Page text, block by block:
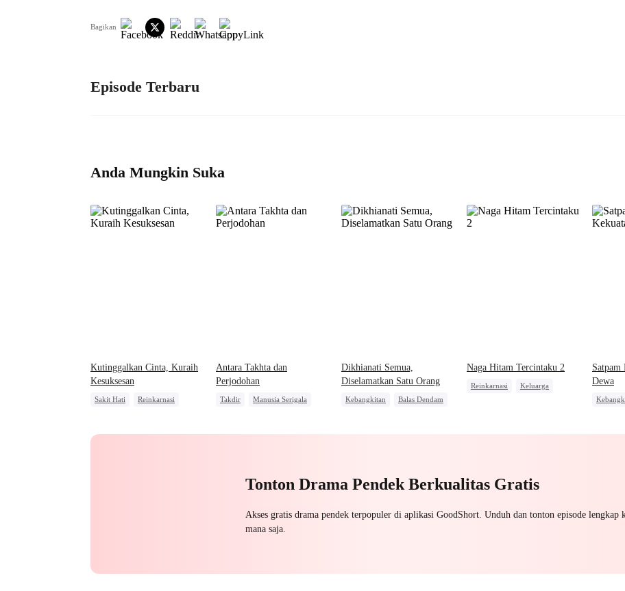
Bagikan
Episode Terbaru
Anda Mungkin Suka
Kutinggalkan Cinta, Kuraih
Kesuksesan
Sakit Hati
Reinkarnasi
Antara Takhta dan
Perjodohan
Takdir
Manusia Serigala
Dikhianati Semua,
Diselamatkan Satu Orang
Kebangkitan
Balas Dendam
Naga Hitam Tercintaku 2
Reinkarnasi
Keluarga
Satpam
Dewa
Tonton Drama Pendek Berkualitas Gratis
Akses gratis drama pendek terpopuler di aplikasi GoodShort. Unduh dan tonton episode lengkap
mana saja.